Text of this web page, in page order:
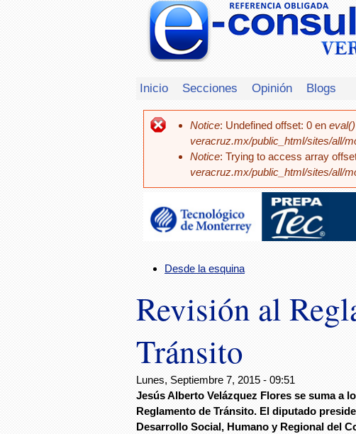
Inicio Secciones Opinión Blogs
Notice: Undefined offset: 0 en eval()
veracruz.mx/public_html/sites/all/
Notice: Trying to access array
veracruz.mx/public_html/sites/all/
Desde la esquina
Revisión al
Tránsito
Lunes, Septiembre 7, 2015 - 09:51
Jesús Alberto Velázquez Flores se suma a
Reglamento de Tránsito. El diputado
Desarrollo Social, Humano y Regional del